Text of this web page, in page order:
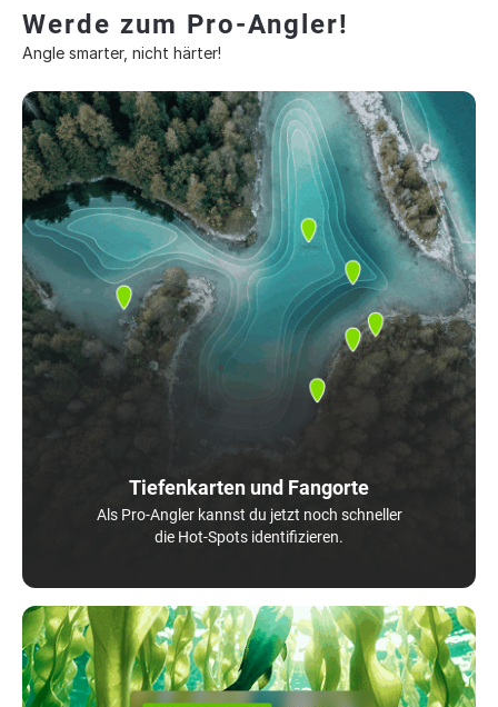
Werde zum Pro-Angler!
Angle smarter, nicht härter!
Tiefenkarten und Fangorte
Als Pro-Angler kannst du jetzt noch schneller
die Hot-Spots identifizieren.